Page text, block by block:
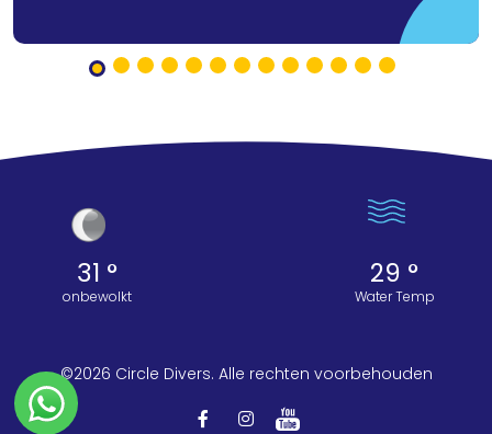
31 °
onbewolkt
29 °
Water Temp
©2026 Circle Divers. Alle rechten voorbehouden